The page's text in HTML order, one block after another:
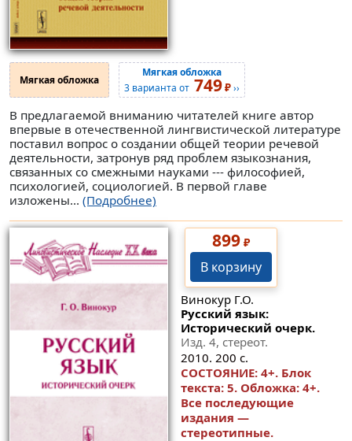
Мягкая обложка
Мягкая обложка
3 варианта от 749₽››
В предлагаемой вниманию читателей книге автор
впервые в отечественной лингвистической литературе
поставил вопрос о создании общей теории речевой
деятельности, затронув ряд проблем языкознания,
связанных со смежными науками --- философией,
психологией, социологией. В первой главе
изложены... (Подробнее)
899₽
В корзину
Винокур Г.О.
Русский язык:
Исторический очерк.
Изд. 4, стереот.
2010. 200 с.
СОСТОЯНИЕ: 4+. Блок
текста: 5. Обложка: 4+.
Все последующие
издания —
стереотипные.